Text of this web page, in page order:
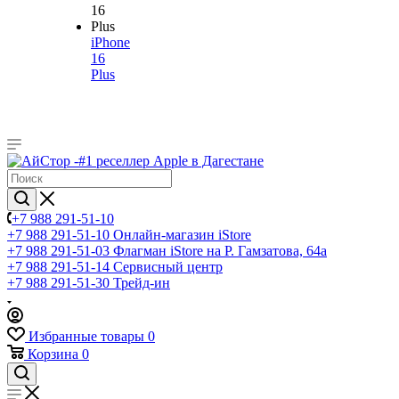
iPhone
16
Plus
+7 988 291-51-10
+7 988 291-51-10 Онлайн-магазин iStore
+7 988 291-51-03 Флагман iStore на Р. Гамзатова, 64а
+7 988 291-51-14 Сервисный центр
+7 988 291-51-30 Трейд-ин
Избранные товары 0
Корзина 0